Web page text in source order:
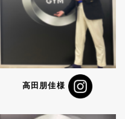
高田朋佳様